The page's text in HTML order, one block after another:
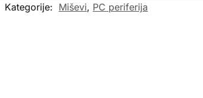
Kategorije: Miševi, PC periferija